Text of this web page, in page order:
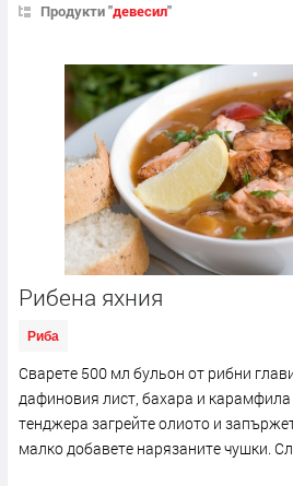
Продукти "девесил"
Рибена яхния
Риба
Сварете 500 мл бульон от рибни
дафиновия лист, бахара и карамфила
тенджера загрейте олиото и
малко добавете нарязаните чушки.